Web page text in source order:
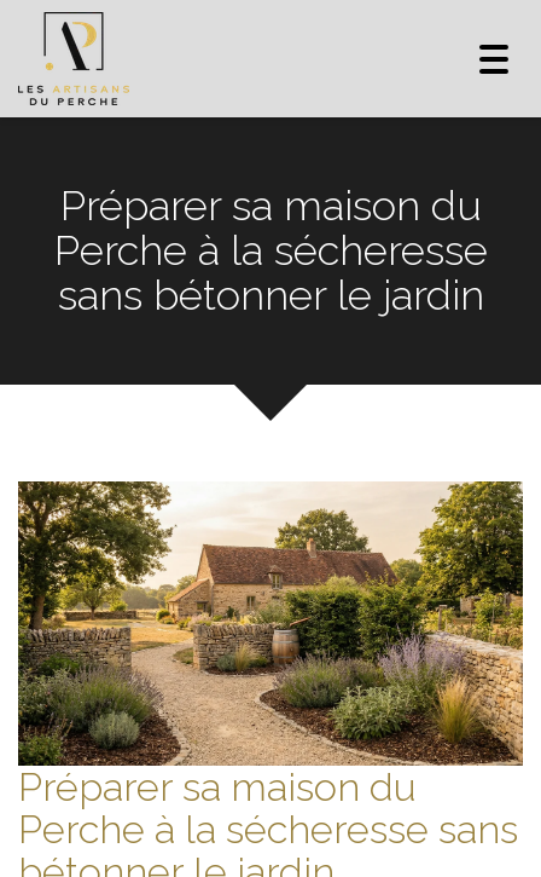
Préparer sa maison du
Perche à la sécheresse
sans bétonner le jardin
Préparer sa maison du
Perche à la sécheresse sans